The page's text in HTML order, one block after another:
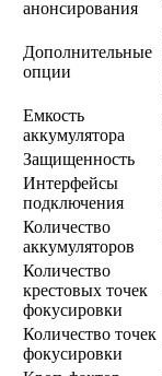
анонсирования
Дополнительные
опции
Емкость
аккумулятора
Защищенность
Интерфейсы
подключения
Количество
аккумуляторов
Количество
крестовых точек
фокусировки
Количество точек
фокусировки